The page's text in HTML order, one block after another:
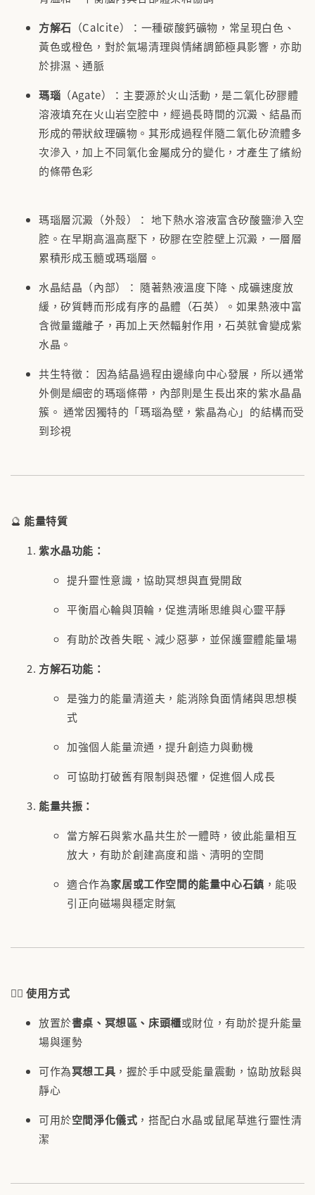
方解石 （Calcite）：一種碳酸鈣礦物，常呈現白色、
黃色或橙色，對於氣場清理與情緒調節極具影響，亦助
於排濕、通脈
瑪瑙 （Agate）：主要源於火山活動，是二氧化矽膠體
溶液填充在火山岩空腔中，經過長時間的沉澱、結晶而
形成的帶狀紋理礦物。其形成過程伴隨二氧化矽流體多
次滲入，加上不同氧化金屬成分的變化，才產生了繽紛
的條帶色彩
瑪瑙層沉澱（外殼）： 地下熱水溶液富含矽酸鹽滲入空
腔。在早期高溫高壓下，矽膠在空腔壁上沉澱，一層層
累積形成玉髓或瑪瑙層。
水晶結晶（內部）： 隨著熱液溫度下降、成礦速度放
緩，矽質轉而形成有序的晶體（石英）。如果熱液中富
含微量鐵離子，再加上天然輻射作用，石英就會變成紫
水晶。
共生特徵： 因為結晶過程由邊緣向中心發展，所以通常
外側是細密的瑪瑙條帶，內部則是生長出來的紫水晶晶
簇。 通常因獨特的「瑪瑙為壁，紫晶為心」的結構而受
到珍視
🔮 能量特質
紫水晶功能：
提升靈性意識，協助冥想與直覺開啟
平衡眉心輪與頂輪，促進清晰思維與心靈平靜
有助於改善失眠、減少惡夢，並保護靈體能量場
方解石功能：
是強力的能量清道夫，能消除負面情緒與思想模
式
加強個人能量流通，提升創造力與動機
可協助打破舊有限制與恐懼，促進個人成長
能量共振：
當方解石與紫水晶共生於一體時，彼此能量相互
放大，有助於創建高度和諧、清明的空間
適合作為家居或工作空間的能量中心石鎮 ，能吸
引正向磁場與穩定財氣
🧘‍♀️使用方式
放置於書桌、冥想區、床頭櫃或財位，有助於提升能量
場與運勢
可作為冥想工具 ，握於手中感受能量震動，協助放鬆與
靜心
可用於空間淨化儀式 ，搭配白水晶或鼠尾草進行靈性清
潔